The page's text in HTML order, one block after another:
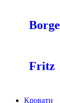
Borge
Fritz
Кровати